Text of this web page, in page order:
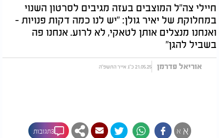
חיילי צה"ל המוצבים בעזה מגיבים לסרטון השנוי
במחלוקת של יאיר גולן: "יש לנו כמה דקות פנויות -
ואנחנו מנצלים אותן לטאקי, לא לרוע. אנחנו פה
בשביל להגן"
אוריאל פדרמן 21.05.25 כ"ג אייר התשפ"ה
א א 3תגובות